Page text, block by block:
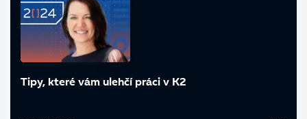
Tipy, které vám ulehčí práci v K2